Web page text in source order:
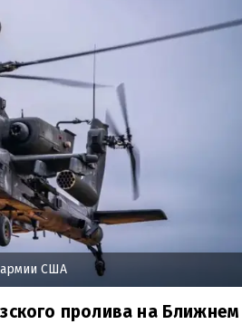
США
пролива на Ближнем